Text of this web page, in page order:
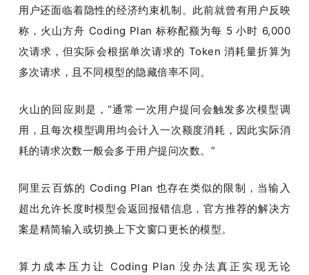
用户还面临着隐性的经济约束机制。此前就曾有用户反映
称，火山方舟 Coding Plan 标称配额为每 5 小时 6,000
次请求，但实际会根据单次请求的 Token 消耗量折算为
多次请求，且不同模型的隐藏倍率不同。
火山的回应则是，“通常一次用户提问会触发多次模型调
用，且每次模型调用均会计入一次额度消耗，因此实际消
耗的请求次数一般会多于用户提问次数。”
阿里云百炼的 Coding Plan 也存在类似的限制，当输入
超出允许长度时模型会返回报错信息，官方推荐的解决方
案是精简输入或切换上下文窗口更长的模型。
算力成本压力让 Coding Plan 没办法真正实现无论